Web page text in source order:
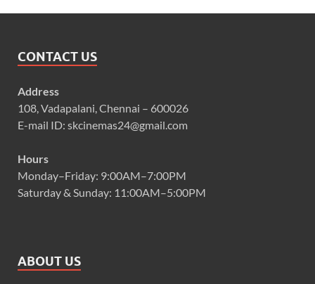
CONTACT US
Address
108, Vadapalani, Chennai – 600026
E-mail ID: skcinemas24@gmail.com
Hours
Monday–Friday: 9:00AM–7:00PM
Saturday & Sunday: 11:00AM–5:00PM
ABOUT US